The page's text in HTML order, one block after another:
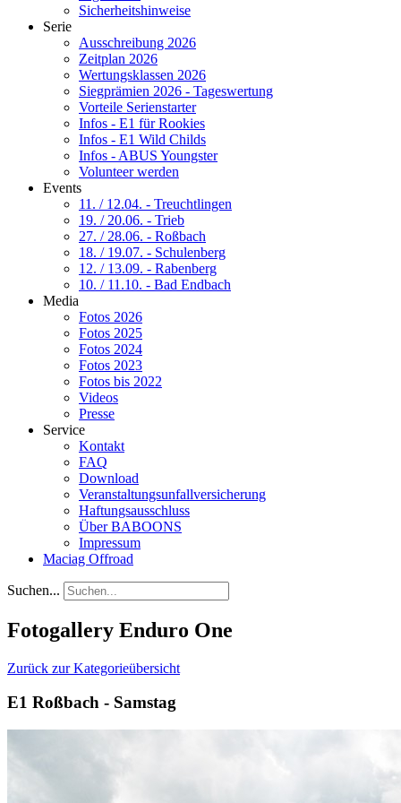
Sicherheitshinweise
Serie
Ausschreibung 2026
Zeitplan 2026
Wertungsklassen 2026
Siegprämien 2026 - Tageswertung
Vorteile Serienstarter
Infos - E1 für Rookies
Infos - E1 Wild Childs
Infos - ABUS Youngster
Volunteer werden
Events
11. / 12.04. - Treuchtlingen
19. / 20.06. - Trieb
27. / 28.06. - Roßbach
18. / 19.07. - Schulenberg
12. / 13.09. - Rabenberg
10. / 11.10. - Bad Endbach
Media
Fotos 2026
Fotos 2025
Fotos 2024
Fotos 2023
Fotos bis 2022
Videos
Presse
Service
Kontakt
FAQ
Download
Veranstaltungsunfallversicherung
Haftungsausschluss
Über BABOONS
Impressum
Maciag Offroad
Suchen...
Fotogallery Enduro One
Zurück zur Kategorieübersicht
E1 Roßbach - Samstag